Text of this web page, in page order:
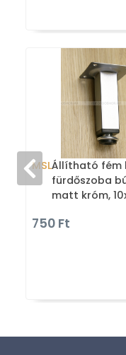
MSLÁllítható fém
fürdőszoba
matt króm,
750 Ft